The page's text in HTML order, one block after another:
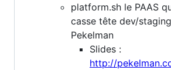
platform.sh le PAAS
casse tête dev/
Pekelman
Slides :
http://